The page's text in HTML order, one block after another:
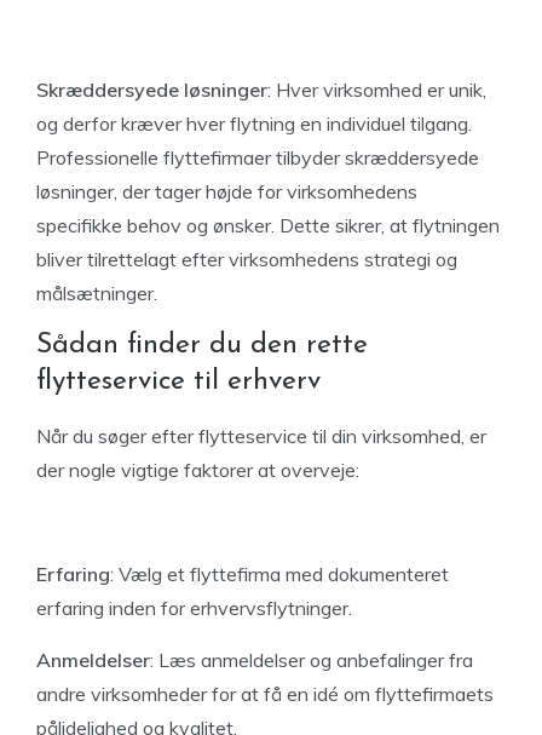
Skræddersyede løsninger: Hver virksomhed er unik,
og derfor kræver hver flytning en individuel tilgang.
Professionelle flyttefirmaer tilbyder skræddersyede
løsninger, der tager højde for virksomhedens
specifikke behov og ønsker. Dette sikrer, at flytningen
bliver tilrettelagt efter virksomhedens strategi og
målsætninger.
Sådan finder du den rette
flytteservice til erhverv
Når du søger efter flytteservice til din virksomhed, er
der nogle vigtige faktorer at overveje:
Erfaring: Vælg et flyttefirma med dokumenteret
erfaring inden for erhvervsflytninger.
Anmeldelser: Læs anmeldelser og anbefalinger fra
andre virksomheder for at få en idé om flyttefirmaets
pålidelighed og kvalitet.